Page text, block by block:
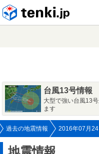
台風13号情報
大型で強い台風13
ます
過去の地震情報 2016年07月24
地震情報